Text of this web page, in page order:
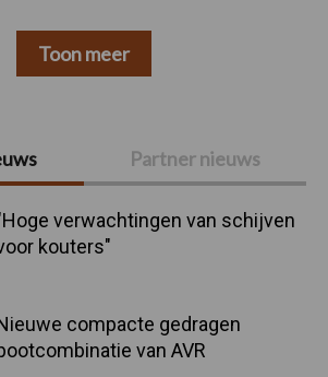
Partner nieuws
verwachtingen van schijven
kouters"
compacte gedragen
van AVR
Toon meer